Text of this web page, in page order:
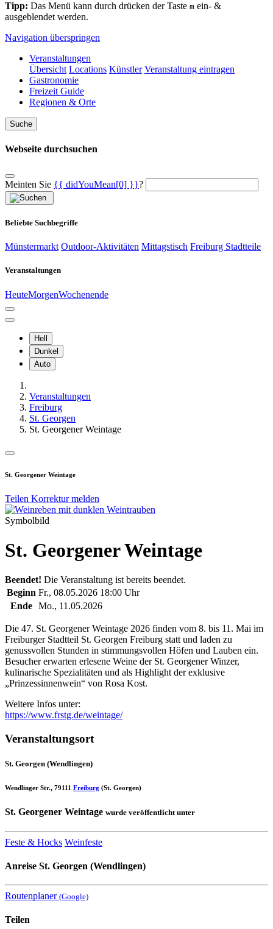
Tipp: Das Menü kann durch drücken der Taste m ein- &
ausgeblendet werden.
Navigation überspringen
Veranstaltungen
Übersicht Locations Künstler Veranstaltung eintragen
Gastronomie
Freizeit Guide
Regionen & Orte
Suche
Webseite durchsuchen
Meinten Sie {{ didYouMean[0] }}?
Beliebte Suchbegriffe
Münstermarkt Outdoor-Aktivitäten Mittagstisch Freiburg Stadtteile
Veranstaltungen
HeuteMorgenWochenende
Hell
Dunkel
Auto
Veranstaltungen
Freiburg
St. Georgen
St. Georgener Weintage
St. Georgener Weintage
Teilen Korrektur melden
Symbolbild
St. Georgener Weintage
Beendet! Die Veranstaltung ist bereits beendet.
Beginn Fr., 08.05.2026 18:00 Uhr
Ende Mo., 11.05.2026
Die 47. St. Georgener Weintage 2026 finden vom 8. bis 11. Mai im
Freiburger Stadtteil St. Georgen Freiburg statt und laden zu
genussvollen Stunden in stimmungsvollen Höfen und Lauben ein.
Besucher erwarten erlesene Weine der St. Georgener Winzer,
kulinarische Spezialitäten und als Highlight der exklusive
„Prinzessinnenwein“ von Rosa Kost.
Weitere Infos unter:
https://www.frstg.de/weintage/
Veranstaltungsort
St. Georgen (Wendlingen)
Wendlinger Str., 79111 Freiburg (St. Georgen)
St. Georgener Weintage wurde veröffentlicht unter
Feste & Hocks Weinfeste
Anreise St. Georgen (Wendlingen)
Routenplaner (Google)
Teilen